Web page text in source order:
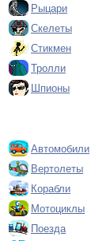
Рыцари
Скелеты
Стикмен
Тролли
Шпионы
Автомобили
Вертолеты
Корабли
Мотоциклы
Поезда